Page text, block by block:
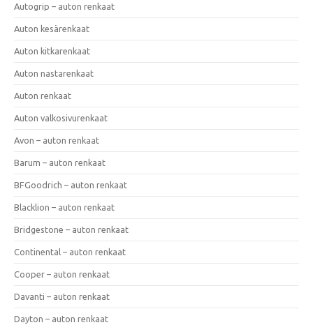
Autogrip – auton renkaat
Auton kesärenkaat
Auton kitkarenkaat
Auton nastarenkaat
Auton renkaat
Auton valkosivurenkaat
Avon – auton renkaat
Barum – auton renkaat
BFGoodrich – auton renkaat
Blacklion – auton renkaat
Bridgestone – auton renkaat
Continental – auton renkaat
Cooper – auton renkaat
Davanti – auton renkaat
Dayton – auton renkaat